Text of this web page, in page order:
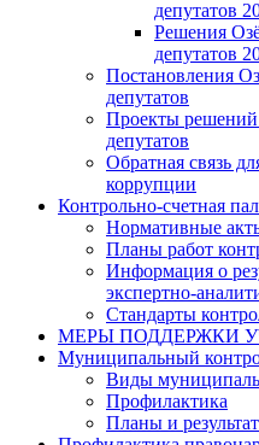
депутатов
Решения
депутатов
Постановления
депутатов
Проекты решений
депутатов
Обратная связь
коррупции
Контрольно-счетная
Нормативные
Планы работ
Информация о
экспертно-
Стандарты
МЕРЫ ПОДДЕРЖКИ
Муниципальный
Виды
Профилактика
Планы и